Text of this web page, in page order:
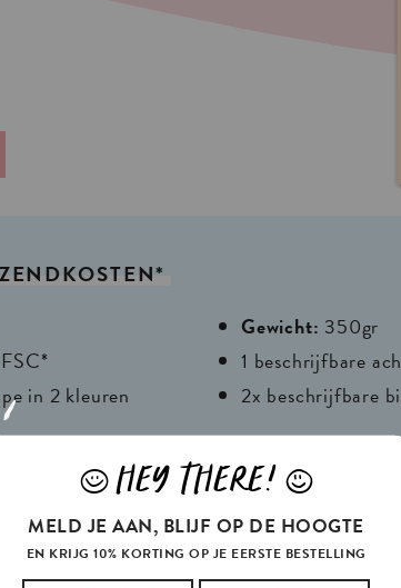
Gewicht: 350gr
1 beschrijfbare
in 2 kleuren
2x beschrijfbare
TAGS:APEROL SPRITZ,BRAND NEW,KERSTMIS
JHEY THERE! L
MELD JE AAN, BLIJF OP DE HOOGTE
EN KRIJG 10% KORTING OP JE EERSTE BESTELLING